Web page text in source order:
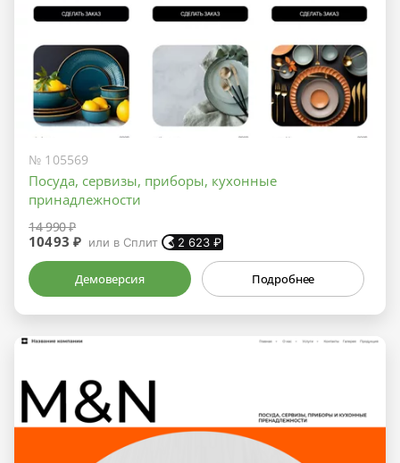
№ 105569
Посуда, сервизы, приборы, кухонные
принадлежности
14 990 ₽
10493 ₽ или в Сплит 2 623 ₽
Демоверсия Подробнее